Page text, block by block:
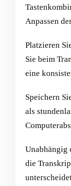
Anpassen
Platzieren
Sie beim
eine
Speichern
als
Unabhängig
die